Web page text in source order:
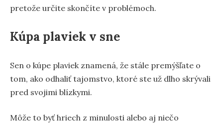
pretože určite skončíte v problémoch.
Kúpa plaviek v sne
Sen o kúpe plaviek znamená, že stále premýšľate o
tom, ako odhaliť tajomstvo, ktoré ste už dlho skrývali
pred svojimi blízkymi.
Môže to byť hriech z minulosti alebo aj niečo